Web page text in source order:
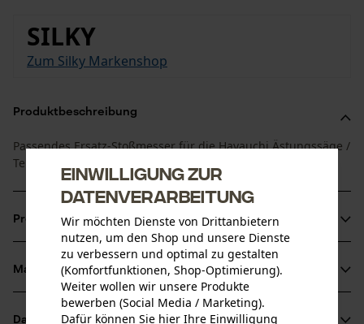
SILKY
Zum Silky Markenshop
Produktbeschreibung
Passendes Ersatz-Stoßmesser für die Hayauchi Ästungssäge /
Teleskopsäge 48 cm von Silky.
Produktinformationen
Produktdetails
Aktivitätstyp
Material & Pflege
Datenblätter
Einwilligung zur
Datenverarbeitung
Wir möchten Dienste von Drittanbietern
nutzen, um den Shop und unsere Dienste
zu verbessern und optimal zu gestalten
(Komfortfunktionen, Shop-Optimierung).
Weiter wollen wir unsere Produkte
bewerben (Social Media / Marketing).
Dafür können Sie hier Ihre Einwilligung